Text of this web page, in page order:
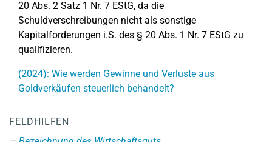
20 Abs. 2 Satz 1 Nr. 7 EStG, da die
Schuldverschreibungen nicht als sonstige
Kapitalforderungen i.S. des § 20 Abs. 1 Nr. 7 EStG zu
qualifizieren.
(2024): Wie werden Gewinne und Verluste aus
Goldverkäufen steuerlich behandelt?
FELDHILFEN